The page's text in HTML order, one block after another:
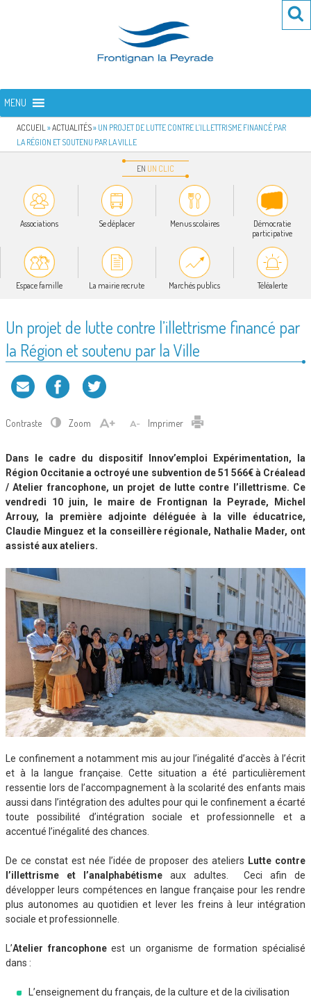
FRONTIGNAN LA PEYRADE
MENU
ACCUEIL »ACTUALITÉS» UN PROJET DE LUTTE CONTRE L’ILLETTRISME FINANCÉ PAR
LA RÉGION ET SOUTENU PAR LA VILLE
EN UN CLIC
Associations Se déplacer Menus scolaires
Démocratie
participative
Espace famille La mairie recrute Marchés publics Téléalerte
Un projet de lutte contre l’illettrisme financé par
la Région et soutenu par la Ville
Contraste Zoom Imprimer
Dans le cadre du dispositif Innov’emploi Expérimentation, la
Région Occitanie a octroyé une subvention de 51 566€ à Créalead
/ Atelier francophone, un projet de lutte contre l’illettrisme. Ce
vendredi 10 juin, le maire de Frontignan la Peyrade, Michel
Arrouy, la première adjointe déléguée à la ville éducatrice,
Claudie Minguez et la conseillère régionale, Nathalie Mader, ont
assisté aux ateliers.
Le confinement a notamment mis au jour l’inégalité d’accès à l’écrit
et à la langue française. Cette situation a été particulièrement
ressentie lors de l’accompagnement à la scolarité des enfants mais
aussi dans l’intégration des adultes pour qui le confinement a écarté
toute possibilité d’intégration sociale et professionnelle et a
accentué l’inégalité des chances.
De ce constat est née l’idée de proposer des ateliers Lutte contre
l’illettrisme et l’analphabétisme aux adultes. Ceci afin de
développer leurs compétences en langue française pour les rendre
plus autonomes au quotidien et lever les freins à leur intégration
sociale et professionnelle.
L’Atelier francophoneest un organisme de formation spécialisé
dans :
L’enseignement du français, de la culture et de la civilisation